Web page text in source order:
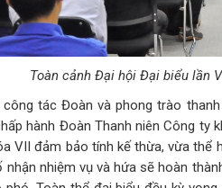
Toàn cảnh Đại hội Đại biểu lần
tác Đoàn và phong trào
hành Đoàn Thanh niên Công
VII đảm bảo tính kế thừa, vừa
nhiệm vụ và hứa sẽ hoàn